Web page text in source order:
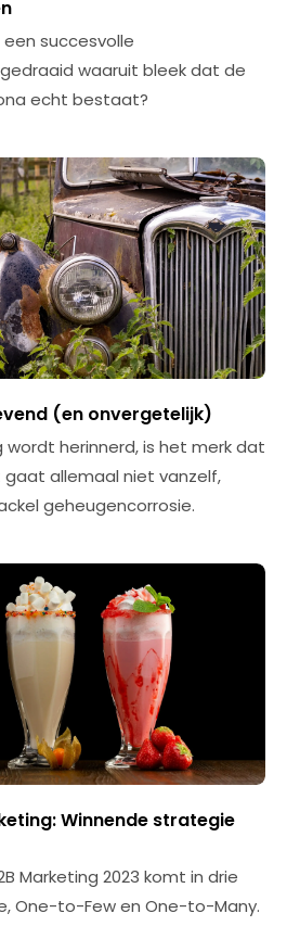
succesvolle
waaruit bleek dat de
echt bestaat?
(en onvergetelijk)
herinnerd, is het merk dat
allemaal niet vanzelf,
geheugencorrosie.
Winnende strategie
Marketing 2023 komt in drie
One-to-Few en One-to-Many.